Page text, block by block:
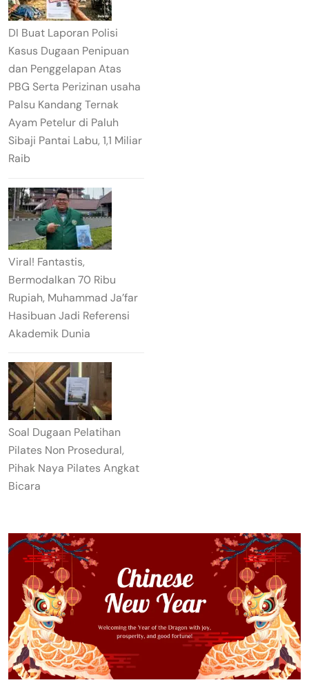
DI Buat Laporan Polisi
Kasus Dugaan Penipuan
dan Penggelapan Atas
PBG Serta Perizinan usaha
Palsu Kandang Ternak
Ayam Petelur di Paluh
Sibaji Pantai Labu, 1,1 Miliar
Raib
Viral! Fantastis,
Bermodalkan 70 Ribu
Rupiah, Muhammad Ja’far
Hasibuan Jadi Referensi
Akademik Dunia
Soal Dugaan Pelatihan
Pilates Non Prosedural,
Pihak Naya Pilates Angkat
Bicara